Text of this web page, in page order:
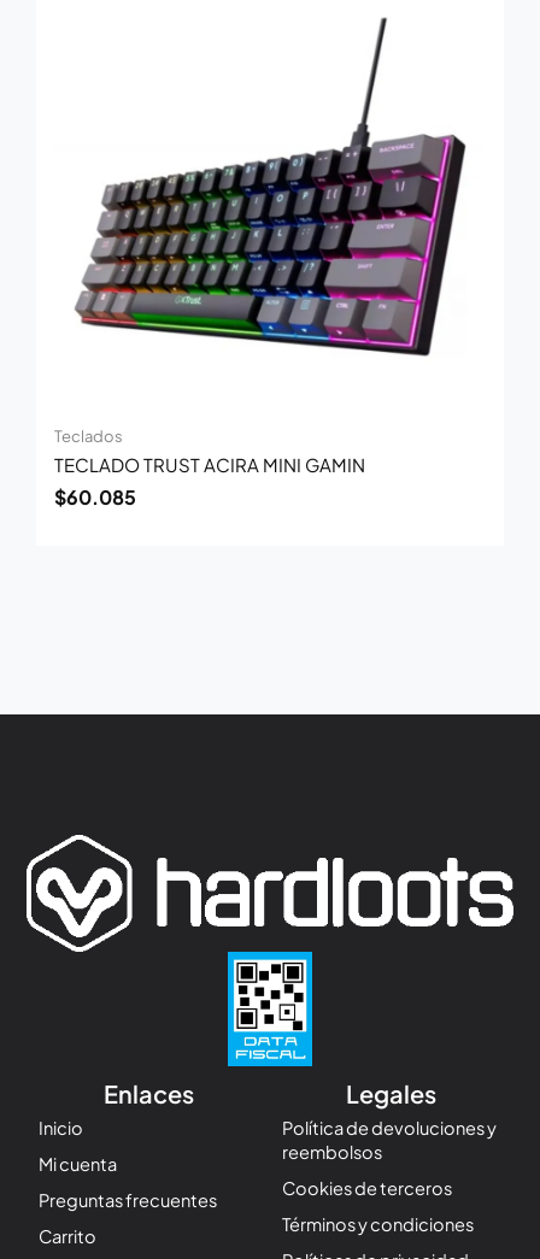
Teclados
TECLADO TRUST ACIRA MINI GAMIN
$60.085
Enlaces
Inicio
Mi cuenta
Preguntas frecuentes
Carrito
Legales
Política de devoluciones y
reembolsos
Cookies de terceros
Términos y condiciones